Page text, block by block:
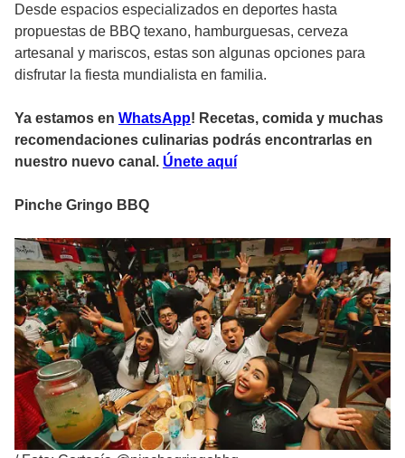
Desde espacios especializados en deportes hasta
propuestas de BBQ texano, hamburguesas, cerveza
artesanal y mariscos, estas son algunas opciones para
disfrutar la fiesta mundialista en familia.
Ya estamos en WhatsApp! Recetas, comida y muchas
recomendaciones culinarias podrás encontrarlas en
nuestro nuevo canal. Únete aquí
Pinche Gringo BBQ